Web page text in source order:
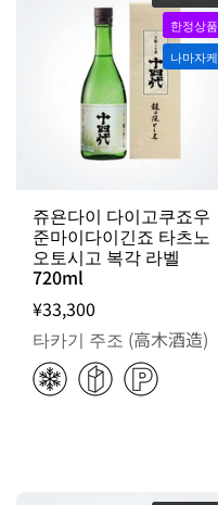
쥬욘다이 다이고쿠죠우
준마이다이긴죠 타츠노
오토시고 복각 라벨
720ml
¥33,300
타카기 주조 (高木酒造)
한정상품
나마자케